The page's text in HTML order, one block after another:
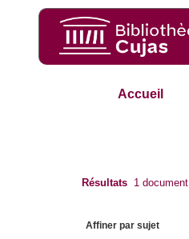
Accueil
Résultats 1 document
Affiner par sujet